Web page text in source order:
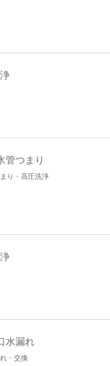
管つまり
り・高圧洗浄
水漏れ
・交換